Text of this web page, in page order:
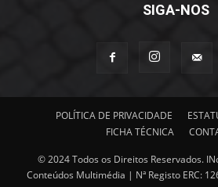
SIGA-NOS
POLÍTICA DE PRIVACIDADE
FICHA TÉCNICA
© 2024 Todos os Direitos Reservados.
Conteúdos Multimédia | Nª Registo ERC: